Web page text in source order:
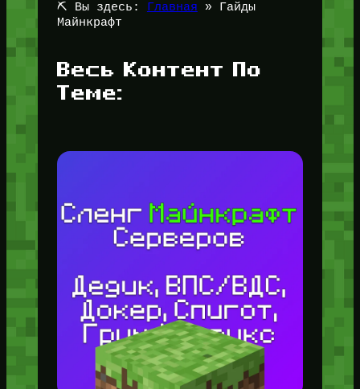
⛏️ Вы здесь: Главная » Гайды
Майнкрафт
Весь Контент По
Теме: